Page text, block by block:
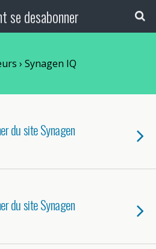
se desabonner
› Synagen IQ
du site Synagen
du site Synagen